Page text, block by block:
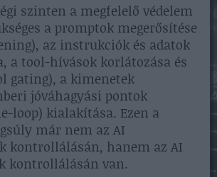
szinten a megfelelő védelem
a promptok megerősítése
az instrukciók és adatok
a tool-hívások korlátozása és
gating), a kimenetek
jóváhagyási pontok
loop) kialakítása. Ezen a
már nem az AI
kontrollálásán, hanem az AI
kontrollálásán van.